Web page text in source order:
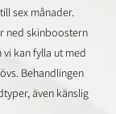
sex månader.
ned skinboostern
kan fylla ut med
Behandlingen
även känslig